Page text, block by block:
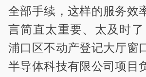
全部手续，这样的服务效
言简直太重要、太及时了
浦口区不动产登记大厅窗
半导体科技有限公司项目